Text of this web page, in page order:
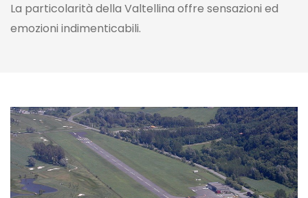
La particolarità della Valtellina offre sensazioni ed
emozioni indimenticabili.